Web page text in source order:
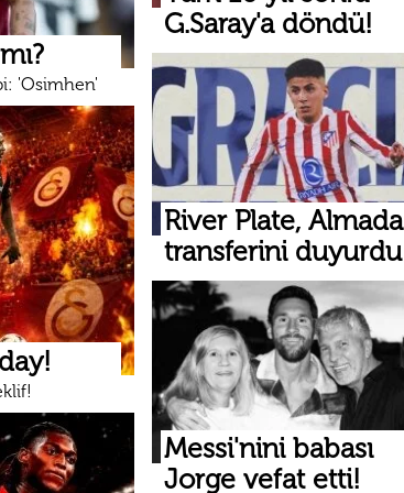
'Osimhen'
G.Saray'a döndü!
River Plate, Almada
transferini duyurdu
Messi'nini babası
Jorge vefat etti!